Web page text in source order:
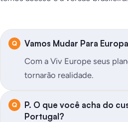
Vamos Mudar Para
Com a Viv Europe seus
tornarão realidade.
P. O que você acha do
Portugal?